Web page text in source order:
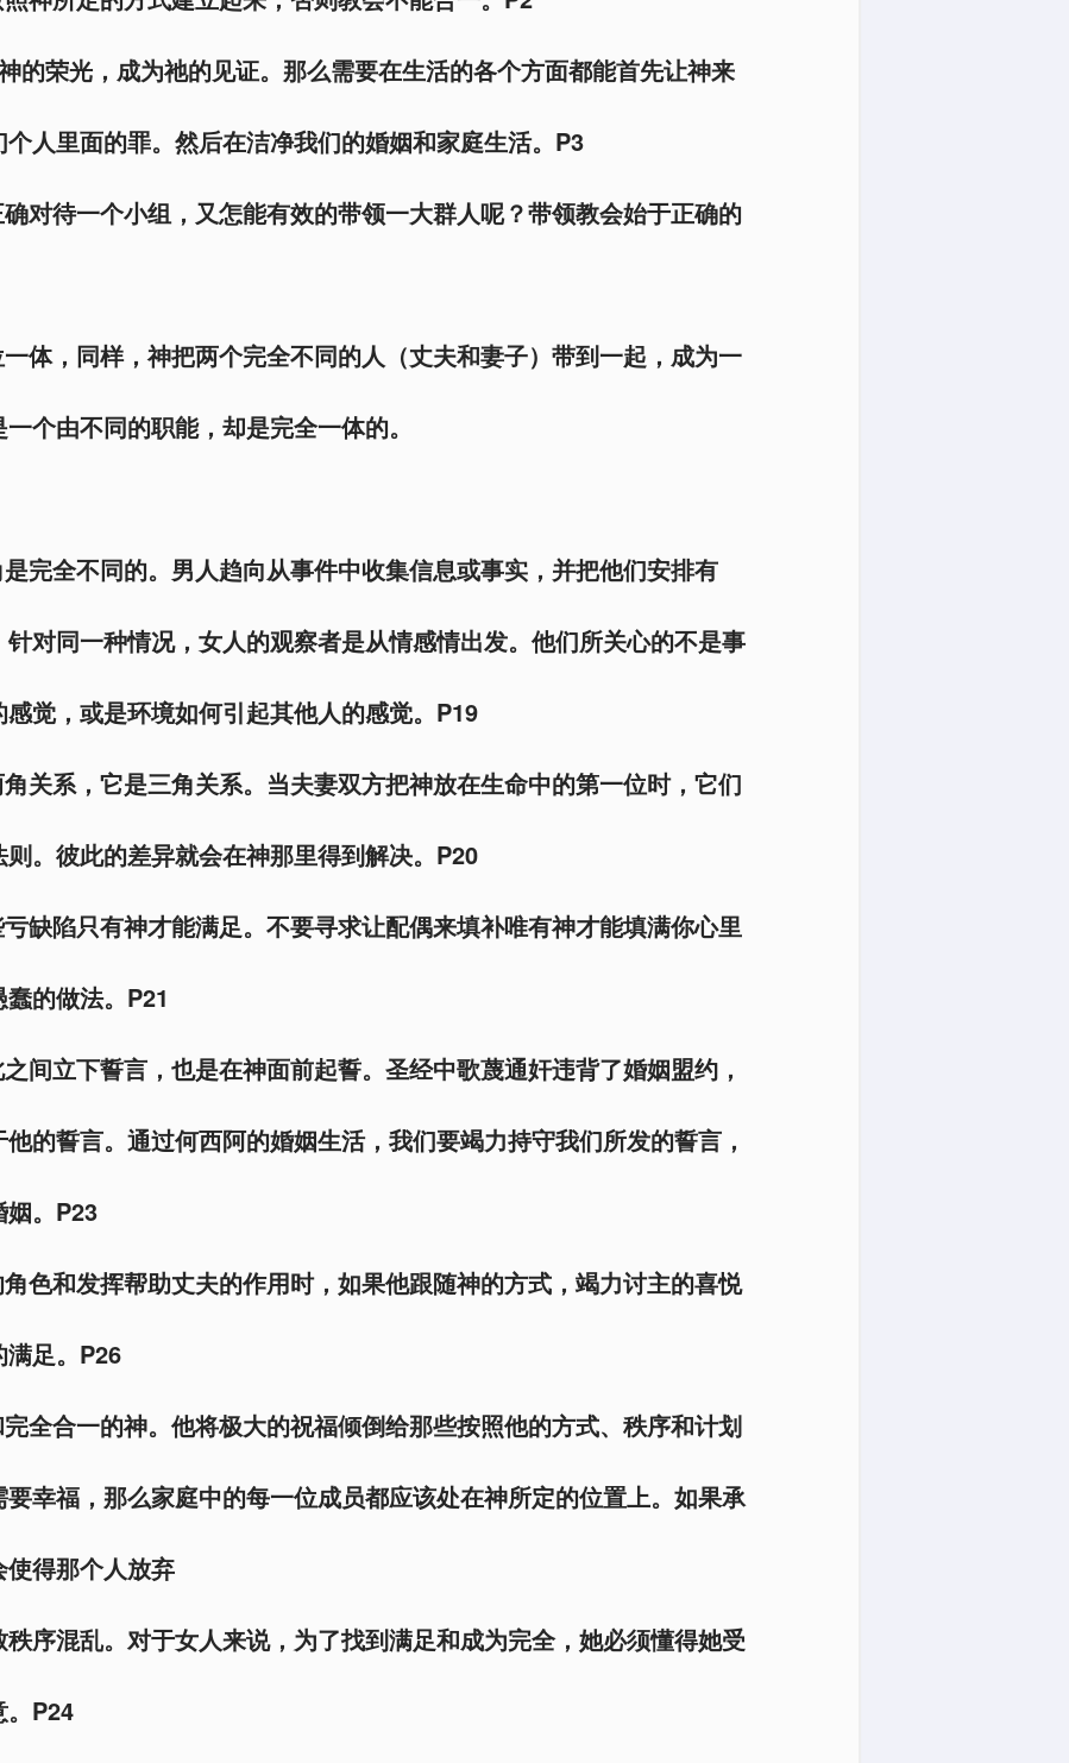
的荣光，成为祂的见证。那么需要在生活的各个方面都能首先让神来
人里面的罪。然后在洁净我们的婚姻和家庭生活。P3
对待一个小组，又怎能有效的带领一大群人呢？带领教会始于正确的
体，同样，神把两个完全不同的人（丈夫和妻子）带到一起，成为一
个由不同的职能，却是完全一体的。
完全不同的。男人趋向从事件中收集信息或事实，并把他们安排有
对同一种情况，女人的观察者是从情感情出发。他们所关心的不是事
觉，或是环境如何引起其他人的感觉。P19
关系，它是三角关系。当夫妻双方把神放在生命中的第一位时，它们
。彼此的差异就会在神那里得到解决。P20
缺陷只有神才能满足。不要寻求让配偶来填补唯有神才能填满你心里
的做法。P21
间立下誓言，也是在神面前起誓。圣经中歌蔑通奸违背了婚姻盟约，
的誓言。通过何西阿的婚姻生活，我们要竭力持守我们所发的誓言，
。P23
色和发挥帮助丈夫的作用时，如果他跟随神的方式，竭力讨主的喜悦
足。P26
全合一的神。他将极大的祝福倾倒给那些按照他的方式、秩序和计划
幸福，那么家庭中的每一位成员都应该处在神所定的位置上。如果承
得那个人放弃
序混乱。对于女人来说，为了找到满足和成为完全，她必须懂得她受
。P24